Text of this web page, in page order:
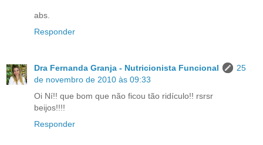
abs.
Responder
Dra Fernanda Granja - Nutricionista Funcional
25
de novembro de 2010 às 09:33
Oi Ní!! que bom que não ficou tão ridículo!! rsrsr
beijos!!!!
Responder